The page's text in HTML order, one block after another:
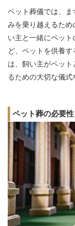
ペット葬儀では、
みを乗り越えるた
い主と一緒にペッ
ど、ペットを供養
は、飼い主がペット
るための大切な儀式
ペット葬の必要性